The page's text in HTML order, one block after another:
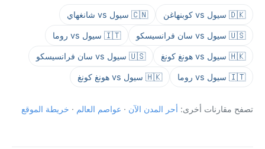
🇩🇰 سيول vs كوبنهاغن 🇨🇳 سيول vs شانغهاي
🇺🇸 سيول vs سان فرانسيسكو 🇮🇹 سيول vs روما
🇭🇰 سيول vs هونغ كونغ 🇺🇸 سيول vs سان فرانسيسكو
🇮🇹 سيول vs روما 🇭🇰 سيول vs هونغ كونغ
تصفح مقارنات أخرى: أحر المدن الآن · عواصم العالم · خريطة الموقع